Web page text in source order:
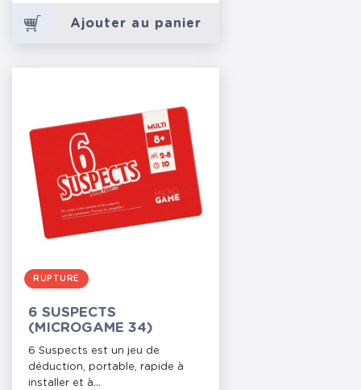
Ajouter au panier
RUPTURE
6 SUSPECTS
(MICROGAME 34)
6 Suspects est un jeu de
déduction, portable, rapide à
installer et à...